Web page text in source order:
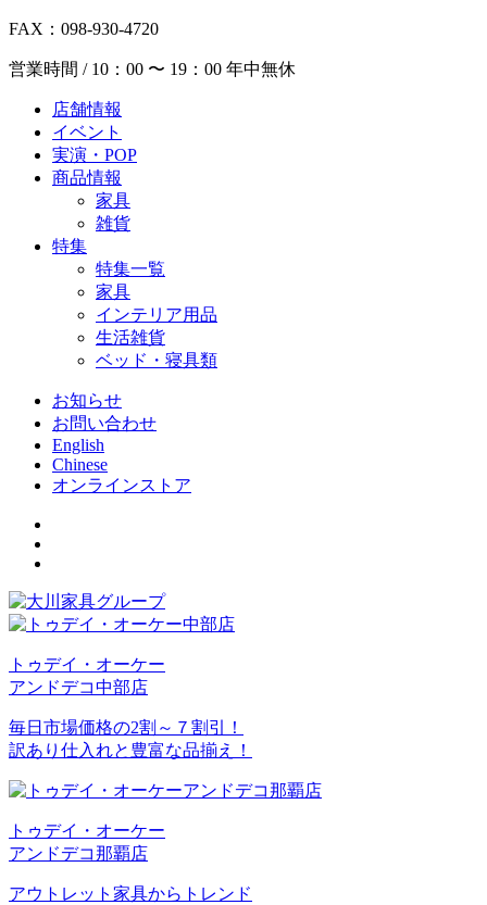
FAX：098-930-4720
営業時間 / 10：00 〜 19：00 年中無休
店舗情報
イベント
実演・POP
商品情報
家具
雑貨
特集
特集一覧
家具
インテリア用品
生活雑貨
ベッド・寝具類
お知らせ
お問い合わせ
English
Chinese
オンラインストア
トゥデイ・オーケー
アンドデコ中部店
毎日市場価格の2割～７割引！
訳あり仕入れと豊富な品揃え！
トゥデイ・オーケー
アンドデコ那覇店
アウトレット家具からトレンド